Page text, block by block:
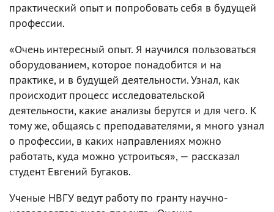
практический опыт и попробовать себя в будущей
профессии.
«Очень интересный опыт. Я научился пользоваться
оборудованием, которое понадобится и на
практике, и в будущей деятельности. Узнал, как
происходит процесс исследовательской
деятельности, какие анализы берутся и для чего. К
тому же, общаясь с преподавателями, я много узнал
о профессии, в каких направлениях можно
работать, куда можно устроиться», — рассказал
студент Евгений Бугаков.
Ученые НВГУ ведут работу по гранту научно-